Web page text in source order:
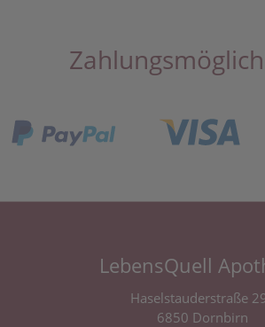
LebensQuell
Haselstauderstraße
6850 Dornbirn